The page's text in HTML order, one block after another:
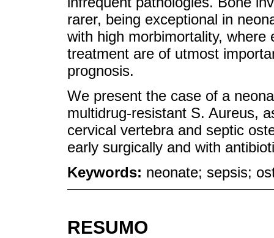
rarer, being exceptional in
with high morbimortality, where
treatment are of utmost
prognosis.
We present the case of a
multidrug-resistant S. Aureus,
cervical vertebra and septic
early surgically and with
Keywords: neonate; sepsis;
RESUMO